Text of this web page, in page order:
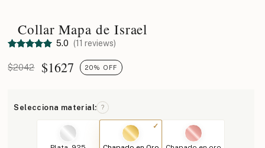
Collar Mapa de Israel
5.0 (11 reviews)
$2042 $1627 20% OFF
Selecciona material: ?